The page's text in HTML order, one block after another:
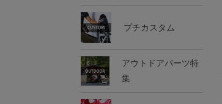
プチカスタム
アウトドアパーツ特
集